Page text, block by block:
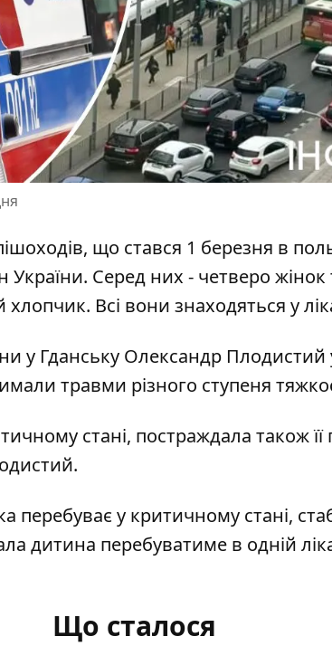
, що стався 1 березня в
Серед них - четверо жінок
Всі вони знаходяться у
у Гданську Олександр Плодистий
травми різного ступеня
стані, постраждала також її
у критичному стані,
дитина перебуватиме в одній
Що сталося